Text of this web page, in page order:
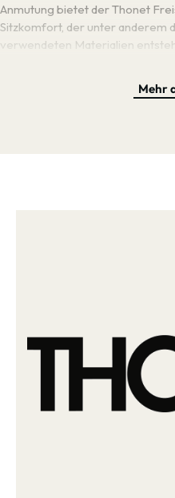
Anmutung bietet der Thonet
Sitzkomfort, der unter anderem
verwendeten Materialien
Rahmen ausmacht. Diese
Verzicht auf Hinterbeine und
besonderen, freischwingenden
Elastizität des Stahlrohrs
Mehr